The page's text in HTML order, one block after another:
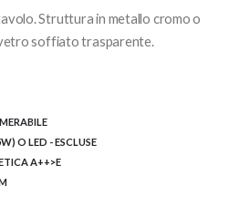
da
164,00€
Struttura in metallo cromo o
soffiato trasparente.
O LED - ESCLUSE
A++>E